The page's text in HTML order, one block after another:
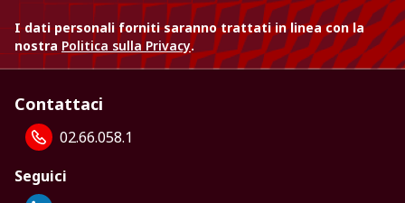
I dati personali forniti saranno trattati in linea con la
nostra Politica sulla Privacy.
Contattaci
02.66.058.1
Seguici